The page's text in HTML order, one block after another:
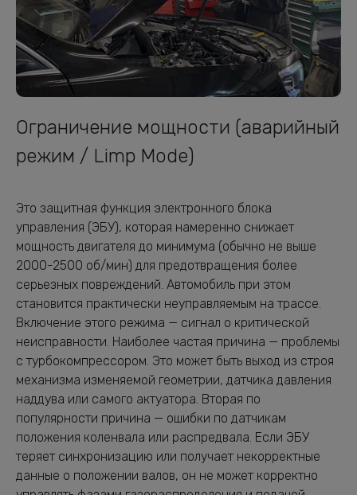
Ограничение мощности (аварийный
режим / Limp Mode)
Это защитная функция электронного блока
управления (ЭБУ), которая намеренно снижает
мощность двигателя до минимума (обычно не выше
2000-2500 об/мин) для предотвращения более
серьезных повреждений. Автомобиль при этом
становится практически неуправляемым на трассе.
Включение этого режима — сигнал о критической
неисправности. Наиболее частая причина — проблемы
с турбокомпрессором. Это может быть выход из строя
механизма изменяемой геометрии, датчика давления
наддува или самого актуатора. Вторая по
популярности причина — ошибки по датчикам
положения коленвала или распредвала. Если ЭБУ
теряет синхронизацию или получает некорректные
данные о положении валов, он не может корректно